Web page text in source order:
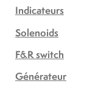
Indicateurs
Solenoids
F&R switch
Générateur